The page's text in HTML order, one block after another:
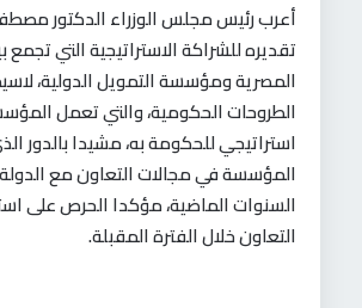
أعرب رئيس مجلس الوزراء الدكتور
تقديره للشراكة الاستراتيجية التي
المصرية ومؤسسة التمويل الدولية،
الطروحات الحكومية، والتي تعمل
استراتيجي للحكومة به، مشيدا بالدور
المؤسسة في مجالات التعاون مع
السنوات الماضية، مؤكدا الحرص على
التعاون خلال الفترة المقبلة.